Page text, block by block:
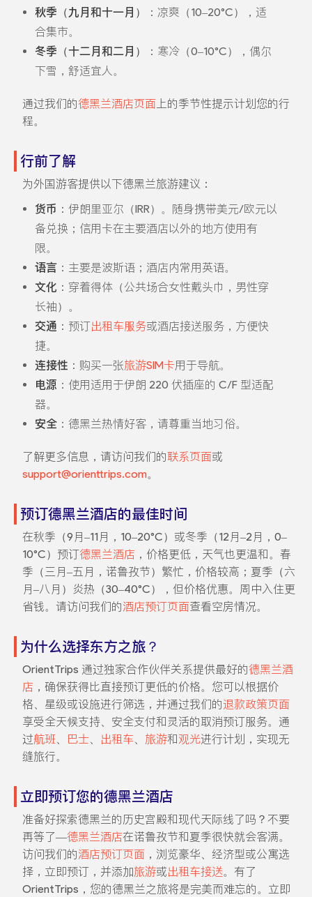
秋季（九月和十一月）
：凉爽（10–20°C），适
合集市。
冬季（十二月和二月）
：寒冷（0–10°C），偶尔
下雪，舒适宜人。
通过我们的德黑兰酒店页面 上的季节性提示计划您的行
程。
行前了解
为外国游客提供以下德黑兰旅游建议：
货币 ：伊朗里亚尔（IRR）。随身携带美元/欧元以
备兑换；信用卡在主要酒店以外的地方使用有
限。
语言：主要是波斯语；酒店内常用英语。
文化 ：穿着得体（公共场合女性戴头巾，男性穿
长袖）。
交通 ：预订出租车服务或酒店接送服务，方便快
捷。
连接性 ：购买一张旅游SIM卡用于导航。
电源 ：使用适用于伊朗 220 伏插座的 C/F 型适配
器。
安全：德黑兰热情好客，请尊重当地习俗。
了解更多信息，请访问我们的联系页面或
support@orienttrips.com。
预订德黑兰酒店的最佳时间
在秋季（9月–11月，10–20°C）或冬季（12月–2月，0–
10°C）预订德黑兰酒店 ，价格更低，天气也更温和。春
季（三月–五月，诺鲁孜节）繁忙，价格较高；夏季（六
月–八月）炎热（30–40°C），但价格优惠。周中入住更
省钱。请访问我们的酒店预订页面查看空房情况。
为什么选择东方之旅？
OrientTrips 通过独家合作伙伴关系提供最好的德黑兰酒
店 ，确保获得比直接预订更低的价格。您可以根据价
格、星级或设施进行筛选，并通过我们的退款政策页面
享受全天候支持、安全支付和灵活的取消预订服务。通
过航班、 巴士、 出租车、 旅游和观光进行计划，实现无
缝旅行。
立即预订您的德黑兰酒店
准备好探索德黑兰的历史宫殿和现代天际线了吗？不要
再等了—德黑兰酒店在诺鲁孜节和夏季很快就会客满。
访问我们的酒店预订页面 ，浏览豪华、经济型或公寓选
择，立即预订，并添加旅游或出租车接送。有了
OrientTrips，您的德黑兰之旅将是完美而难忘的。立即